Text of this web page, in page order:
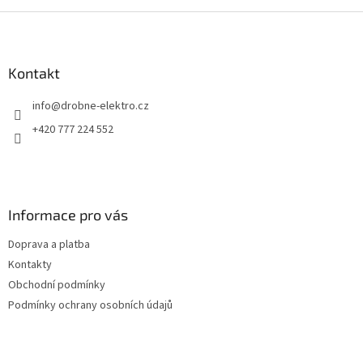
l
Kontakt
info@drobne-elektro.cz
+420 777 224 552
Informace pro vás
Doprava a platba
Kontakty
Obchodní podmínky
Podmínky ochrany osobních údajů